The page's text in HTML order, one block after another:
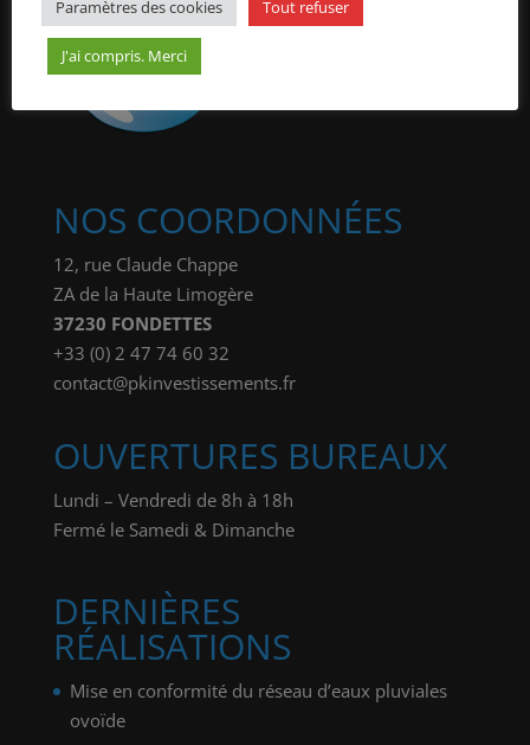
NOS COORDONNÉES
12, rue Claude Chappe
ZA de la Haute Limogère
37230 FONDETTES
+33 (0) 2 47 74 60 32
contact@pkinvestissements.fr
OUVERTURES BUREAUX
Lundi – Vendredi de 8h à 18h
Fermé le Samedi & Dimanche
DERNIÈRES
RÉALISATIONS
Mise en conformité du réseau d’eaux pluviales
ovoïde
Paramètres des cookies Tout refuser
J'ai compris. Merci